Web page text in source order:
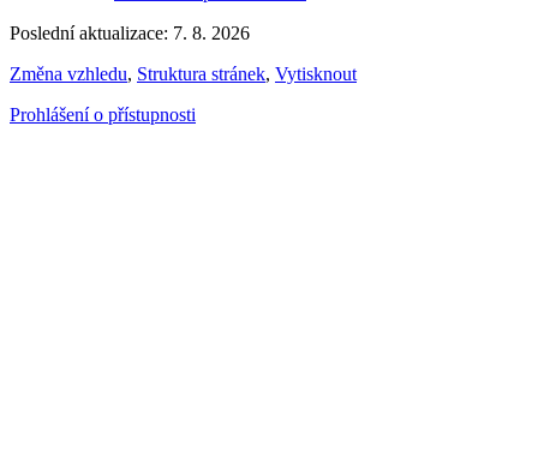
Poslední aktualizace: 7. 8. 2026
Změna vzhledu, Struktura stránek, Vytisknout
Prohlášení o přístupnosti